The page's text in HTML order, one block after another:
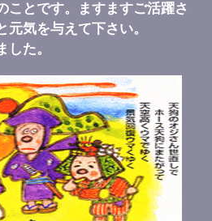
ことです。ますますご活躍さ
元気を与えて下さい。
した。